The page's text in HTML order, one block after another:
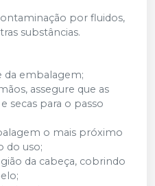
por fluidos,
substâncias.
da embalagem;
assegure que as
secas para o passo
o mais próximo
do uso;
da cabeça, cobrindo